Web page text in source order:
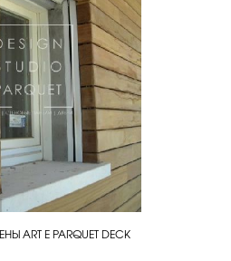
ART E PARQUET DECK